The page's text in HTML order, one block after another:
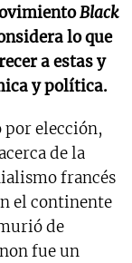
Black
lo que
a estas y
y política.
elección,
de la
francés
el continente
de
fue un